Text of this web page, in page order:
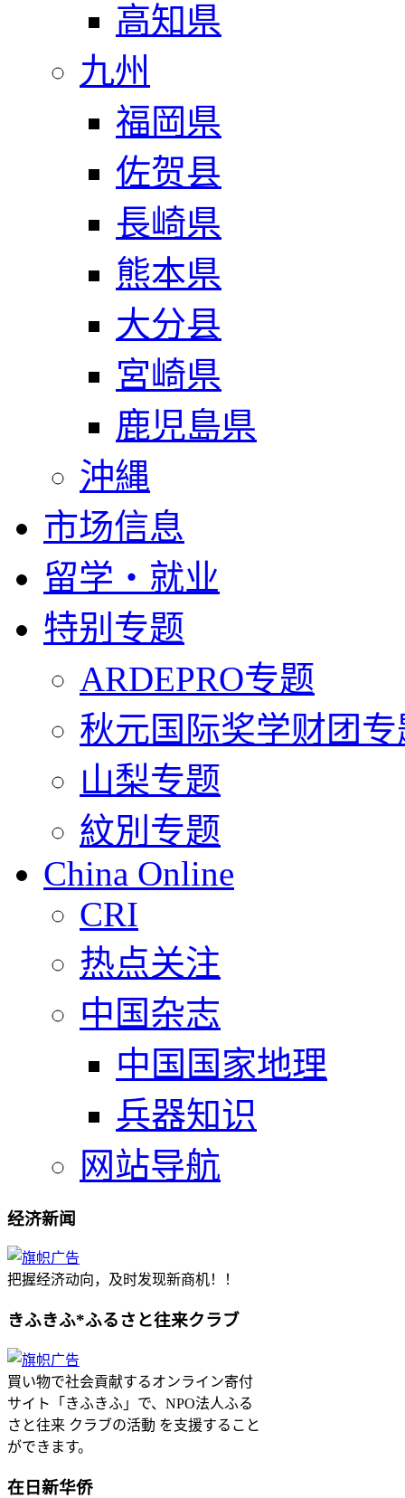
高知県
九州
福岡県
佐贺县
長崎県
熊本県
大分县
宮崎県
鹿児島県
沖縄
市场信息
留学・就业
特别专题
ARDEPRO专题
秋元国际奖学财团专
山梨专题
紋別专题
China Online
CRI
热点关注
中国杂志
中国国家地理
兵器知识
网站导航
经济新闻
把握经济动向，及时发现新商机！！
きふきふ*ふるさと往来クラブ
買い物で社会貢献するオンライン寄付
サイト「きふきふ」で、NPO法人ふる
さと往来 クラブの活動 を支援すること
ができます。
在日新华侨